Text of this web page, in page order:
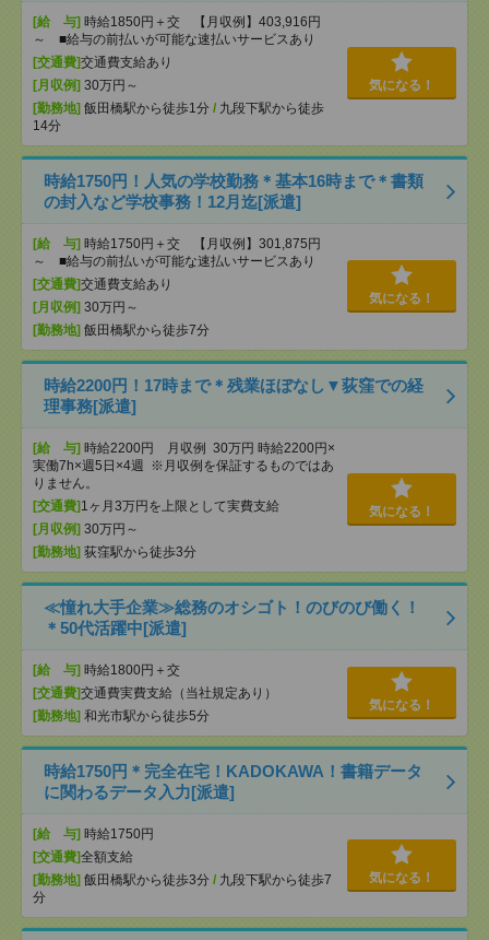
[給 与] 時給1850円＋交 【月収例】403,916円
～ ■給与の前払いが可能な速払いサービスあり
[交通費]交通費支給あり
[月収例] 30万円～
[勤務地] 飯田橋駅から徒歩1分 / 九段下駅から徒歩
14分
気になる！
時給1750円！人気の学校勤務＊基本16時まで＊書類
の封入など学校事務！12月迄[派遣]
[給 与] 時給1750円＋交 【月収例】301,875円
～ ■給与の前払いが可能な速払いサービスあり
[交通費]交通費支給あり
[月収例] 30万円～
[勤務地] 飯田橋駅から徒歩7分
気になる！
時給2200円！17時まで＊残業ほぼなし▼荻窪での経
理事務[派遣]
[給 与] 時給2200円 月収例 30万円 時給2200円×
実働7h×週5日×4週 ※月収例を保証するものではあ
りません。
[交通費] 1ヶ月3万円を上限として実費支給
[月収例] 30万円～
[勤務地] 荻窪駅から徒歩3分
気になる！
≪憧れ大手企業≫総務のオシゴト！のびのび働く！
＊50代活躍中[派遣]
[給 与] 時給1800円＋交
[交通費]交通費実費支給（当社規定あり）
[勤務地] 和光市駅から徒歩5分
気になる！
時給1750円＊完全在宅！KADOKAWA！書籍データ
に関わるデータ入力[派遣]
[給 与] 時給1750円
[交通費]全額支給
[勤務地] 飯田橋駅から徒歩3分 / 九段下駅から徒歩7
分
気になる！